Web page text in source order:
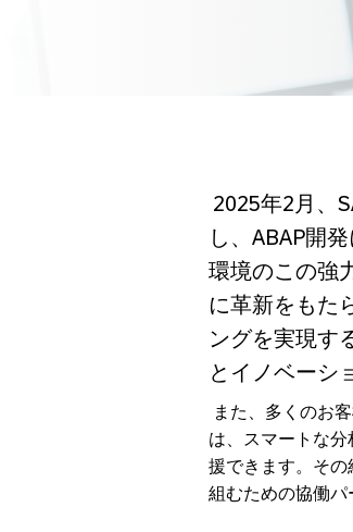
2025年2 月、
し、 ABAP開
環境のこの強
に革新をもた
ングを実現す
とイノベーシ
また、多くのお
は、スマートな
援できます。その
組むための協働パ